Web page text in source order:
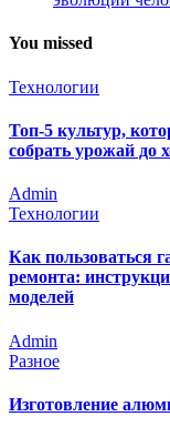
You missed
Технологии
Топ-5 культур,
собрать урожай до
Admin
Технологии
Как пользоваться
ремонта:
моделей
Admin
Разное
Изготовление